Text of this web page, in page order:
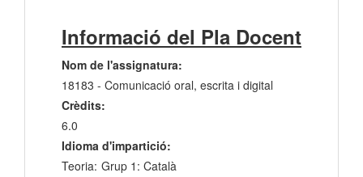
Informació del Pla Docent
Nom de l'assignatura:
18183 - Comunicació oral, escrita i digital
Crèdits:
6.0
Idioma d'impartició:
Teoria: Grup 1: Català